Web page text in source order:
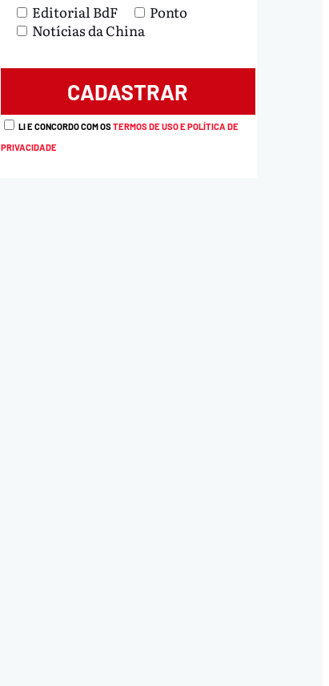
Editorial BdF
Ponto
Notícias da China
LI E CONCORDO COM OSTERMOS DE USO E POLÍTICA DE
PRIVACIDADE